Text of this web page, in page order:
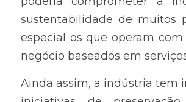
sustentabilidade de muitos
especial os que operam
negócio baseados em
Ainda assim, a indústria tem